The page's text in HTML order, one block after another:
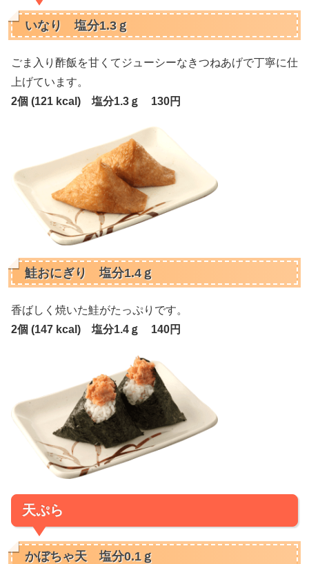
いなり 塩分1.3ｇ
ごま入り酢飯を甘くてジューシーなきつねあげで丁寧に仕
上げています。
2個 (121 kcal) 塩分1.3ｇ 130円
鮭おにぎり 塩分1.4ｇ
香ばしく焼いた鮭がたっぷりです。
2個 (147 kcal) 塩分1.4ｇ 140円
天ぷら
かぼちゃ天 塩分0.1ｇ